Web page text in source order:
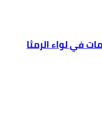
في لواء الرمثا